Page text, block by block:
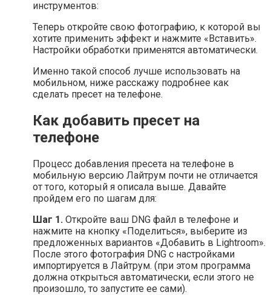
инструментов:
Теперь откройте свою фотографию, к которой вы
хотите применить эффект и нажмите «Вставить».
Настройки обработки применятся автоматически.
Именно такой способ лучше использовать на
мобильном, ниже расскажу подробнее как
сделать пресет на телефоне.
Как добавить пресет на
телефоне
Процесс добавления пресета на телефоне в
мобильную версию Лайтрум почти не отличается
от того, который я описала выше. Давайте
пройдем его по шагам для:
Шаг 1. Откройте ваш DNG файл в телефоне и
нажмите на кнопку «Поделиться», выберите из
предложенных вариантов «Добавить в Lightroom».
После этого фотография DNG с настройками
импортируется в Лайтрум. (при этом программа
должна открыться автоматически, если этого не
произошло, то запустите ее сами).